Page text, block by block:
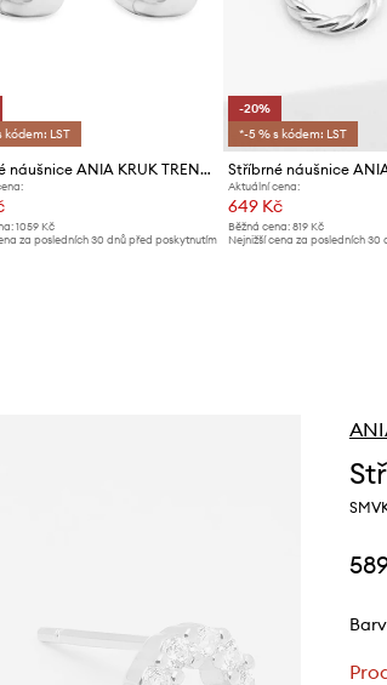
kódem: LST
Stříbrné náušnice ANIA KRUK TRENDY
1059 Kč
za posledních 30 dnů před poskytnutím
-20%
*-5 % s kódem: LST
Aktuální cena:
649 Kč
Běžná cena: 819 Kč
Nejnižší cena za posledních